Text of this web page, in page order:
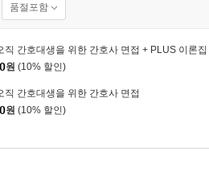
품절포함
직 간호대생을 위한 간호사 면접 + PLUS 이론
원 (10% 할인)
직 간호대생을 위한 간호사 면접
원 (10% 할인)